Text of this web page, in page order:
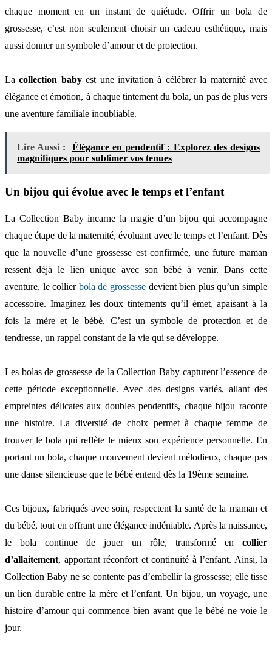
chaque moment en un instant de quiétude. Offrir un bola de
grossesse, c’est non seulement choisir un cadeau esthétique, mais
aussi donner un symbole d’amour et de protection.
Lacollection babyest une invitation à célébrer la maternité avec
élégance et émotion, à chaque tintement du bola, un pas de plus vers
une aventure familiale inoubliable.
Lire Aussi :
Élégance en pendentif : Explorez des designs
magnifiques pour sublimer vos tenues
Un bijou qui évolue avec le temps et l’enfant
La Collection Baby incarne la magie d’un bijou qui accompagne
chaque étape de la maternité, évoluant avec le temps et l’enfant. Dès
que la nouvelle d’une grossesse est confirmée, une future maman
ressent déjà le lien unique avec son bébé à venir. Dans cette
aventure, le collier bola de grossesse devient bien plus qu’un simple
accessoire. Imaginez les doux tintements qu’il émet, apaisant à la
fois la mère et le bébé. C’est un symbole de protection et de
tendresse, un rappel constant de la vie qui se développe.
Les bolas de grossesse de la Collection Baby capturent l’essence de
cette période exceptionnelle. Avec des designs variés, allant des
empreintes délicates aux doubles pendentifs, chaque bijou raconte
une histoire. La diversité de choix permet à chaque femme de
trouver le bola qui reflète le mieux son expérience personnelle. En
portant un bola, chaque mouvement devient mélodieux, chaque pas
une danse silencieuse que le bébé entend dès la 19ème semaine.
Ces bijoux, fabriqués avec soin, respectent la santé de la maman et
du bébé, tout en offrant une élégance indéniable. Après la naissance,
le bola continue de jouer un rôle, transformé en collier
d’allaitement, apportant réconfort et continuité à l’enfant. Ainsi, la
Collection Baby ne se contente pas d’embellir la grossesse; elle tisse
un lien durable entre la mère et l’enfant. Un bijou, un voyage, une
histoire d’amour qui commence bien avant que le bébé ne voie le
jour.